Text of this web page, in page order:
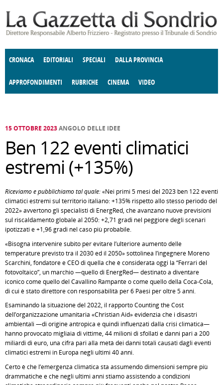
CRONACA EDITORIALI SPECIALI DALLA PROVINCIA
APPROFONDIMENTI
E SPETTACOLI POLITICA
RUBRICHE
DELLE IDEE FATTI DELLO SPIRITO CCCVA
CINEMA VIDEO
15 OTTOBRE 2023ANGOLO DELLE IDEE
Ben 122 eventi climatici
estremi (+135%)
Riceviamo e pubblichiamo tal quale:«Nei primi 5 mesi del 2023 ben 122 eventi
climatici estremi sul territorio italiano: +135% rispetto allo stesso periodo del
2022» avvertono gli specialisti di EnergRed, che avanzano nuove previsioni
sul riscaldamento globale al 2050: +2,71 gradi nel peggiore degli scenari
ipotizzati e +1,96 gradi nel caso più probabile.
«Bisogna intervenire subito per evitare l’ulteriore aumento delle
temperature previsto tra il 2030 ed il 2050» sottolinea l’ingegnere Moreno
Scarchini, fondatore e CEO di quella che è considerata oggi la “Ferrari del
fotovoltaico”, un marchio —quello di EnergRed— destinato a diventare
iconico come quello del Cavallino Rampante o come quello della Coca-Cola,
di cui è stato direttore con responsabilità per 6 Paesi per oltre 5 anni.
Esaminando la situazione del 2022, il rapporto Counting the Cost
dell’organizzazione umanitaria «Christian Aid» evidenzia che i disastri
ambientali —di origine antropica e quindi influenzati dalla crisi climatica—
hanno provocato migliaia di vittime, 44 milioni di sfollati e danni pari a 200
miliardi di euro, una cifra pari alla metà dei danni totali causati dagli eventi
climatici estremi in Europa negli ultimi 40 anni.
Certo è che l’emergenza climatica sta assumendo dimensioni sempre più
drammatiche e che negli ultimi anni stiamo assistendo a condizioni